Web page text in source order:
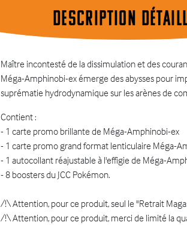
Description
Maître incontesté de la dissimulation et des
Méga-Amphinobi-ex émerge des abysses pour
suprématie hydrodynamique sur les arènes de
Contient :
- 1 carte promo brillante de Méga-Amphinobi-ex
- 1 carte promo grand format lenticulaire Méga-
- 1 autocollant réajustable à l'effigie de Méga-
- 8 boosters du JCC Pokémon.
/!\ Attention, pour ce produit, seul le "Retrait
/!\ Attention, pour ce produit, merci de limité la